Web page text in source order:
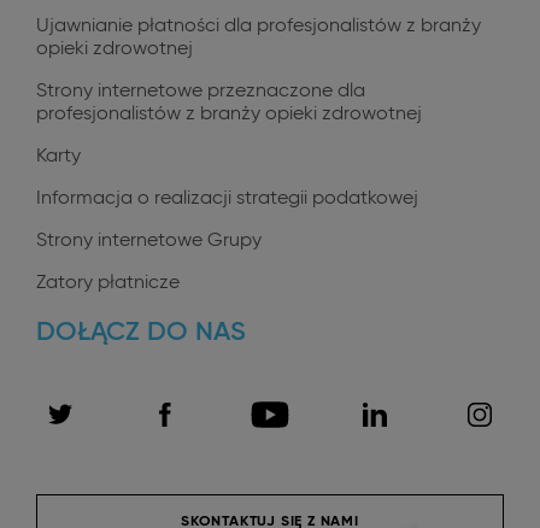
Ujawnianie płatności dla profesjonalistów z branży
opieki zdrowotnej
Strony internetowe przeznaczone dla
profesjonalistów z branży opieki zdrowotnej
Karty
Informacja o realizacji strategii podatkowej
Strony internetowe Grupy
Zatory płatnicze
DOŁĄCZ DO NAS
SKONTAKTUJ SIĘ Z NAMI